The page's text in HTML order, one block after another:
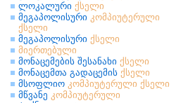
ლოკალური ქსელი
მეგაპოლისური კომპიუტერული
ქსელი
მეგაპოლისური ქსელი
მიერთებული
მონაცემების შესანახი ქსელი
მონაცემთა გადაცემის ქსელი
მსოფლიო კომპიუტერული ქსელი
მწვანე კომპიუტერული